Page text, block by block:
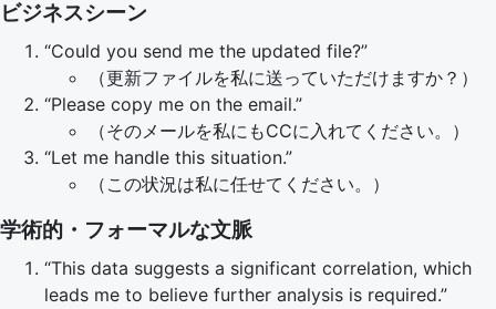
ビジネスシーン
“Could you send me the updated file?”
（更新ファイルを私に送っていただけますか？）
“Please copy me on the email.”
（そのメールを私にもCCに入れてください。）
“Let me handle this situation.”
（この状況は私に任せてください。）
学術的・フォーマルな文脈
“This data suggests a significant correlation, which
leads me to believe further analysis is required.”